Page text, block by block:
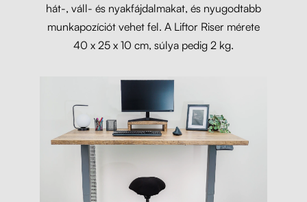
hát-, váll- és nyakfájdalmakat, és nyugodtabb
munkapozíciót vehet fel. A Liftor Riser mérete
40 x 25 x 10 cm, súlya pedig 2 kg.